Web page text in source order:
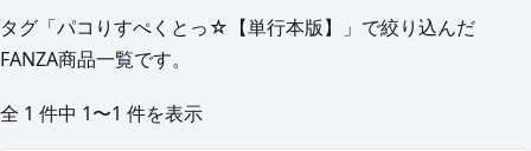
タグ「パコりすぺくとっ☆【単行本版】」で絞り込んだ
FANZA商品一覧です。
全 1 件中 1〜1 件を表示